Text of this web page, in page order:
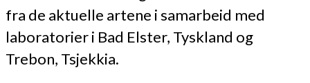
fra de aktuelle artene i samarbeid med
laboratorier i Bad Elster, Tyskland og
Trebon, Tsjekkia.